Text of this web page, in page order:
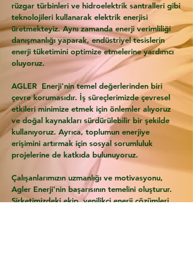
rüzgar türbinleri ve hidroelektrik santralleri gibi
teknolojileri kullanarak elektrik enerjisi
üretmekteyiz. Aynı zamanda enerji verimliliği
danışmanlığı yaparak, endüstriyel tesislerin
enerji tüketimini optimize etmelerine yardımcı
oluyoruz.
AGLER Enerji'nin temel değerlerinden biri
çevre korumasıdır. İş süreçlerimizde çevresel
etkileri minimize etmek için önlemler alıyoruz
ve doğal kaynakları sürdürülebilir bir şekilde
kullanıyoruz. Ayrıca, toplumun enerjiye
erişimini artırmak için sosyal sorumluluk
projelerine de katkıda bulunuyoruz.
Çalışanlarımızın uzmanlığı ve motivasyonu,
Agler Enerji'nin başarısının temelini oluşturur.
Şirketimizdeki ekip, yenilikçi enerji çözümleri
Topraklı Priz
ARVİA